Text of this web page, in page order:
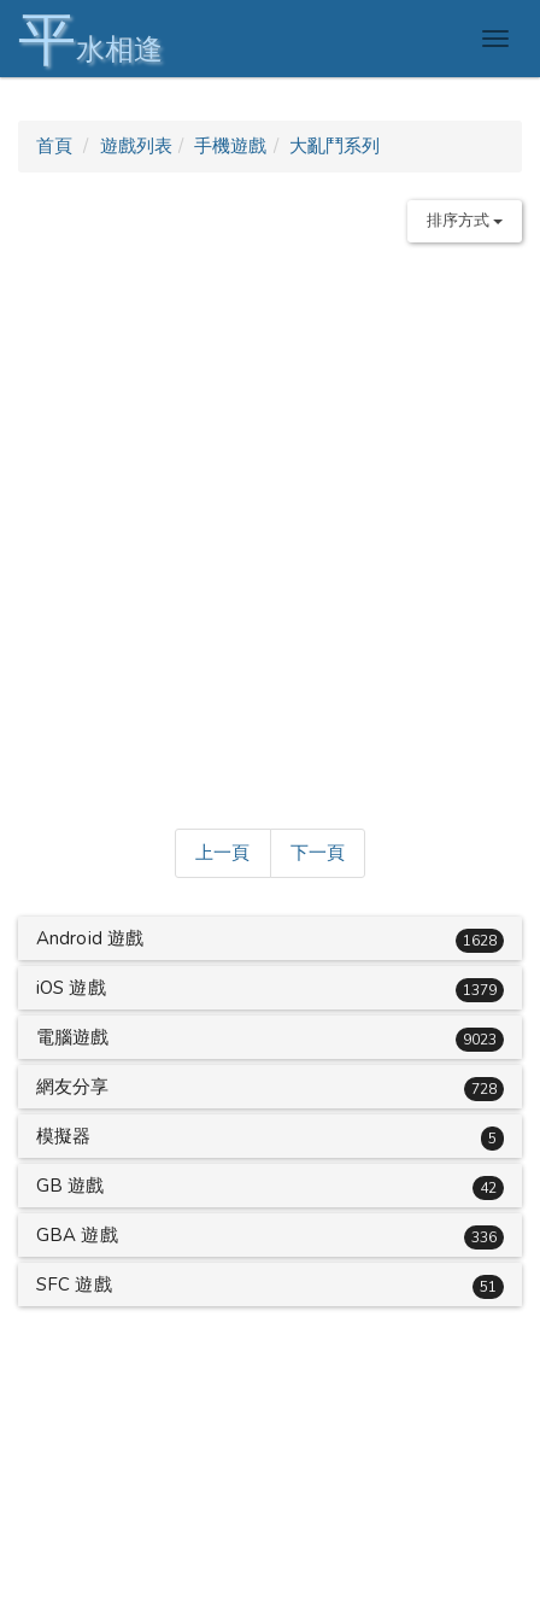
平水相逢
首頁 遊戲列表 手機遊戲 大亂鬥系列
排序方式
上一頁 下一頁
Android 遊戲 1628
iOS 遊戲 1379
電腦遊戲 9023
網友分享 728
模擬器 5
GB 遊戲 42
GBA 遊戲 336
SFC 遊戲 51